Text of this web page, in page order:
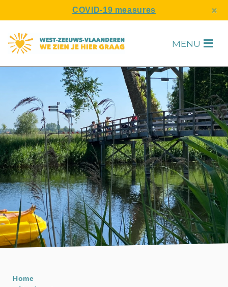
COVID-19 measures ×
MENU H
Home